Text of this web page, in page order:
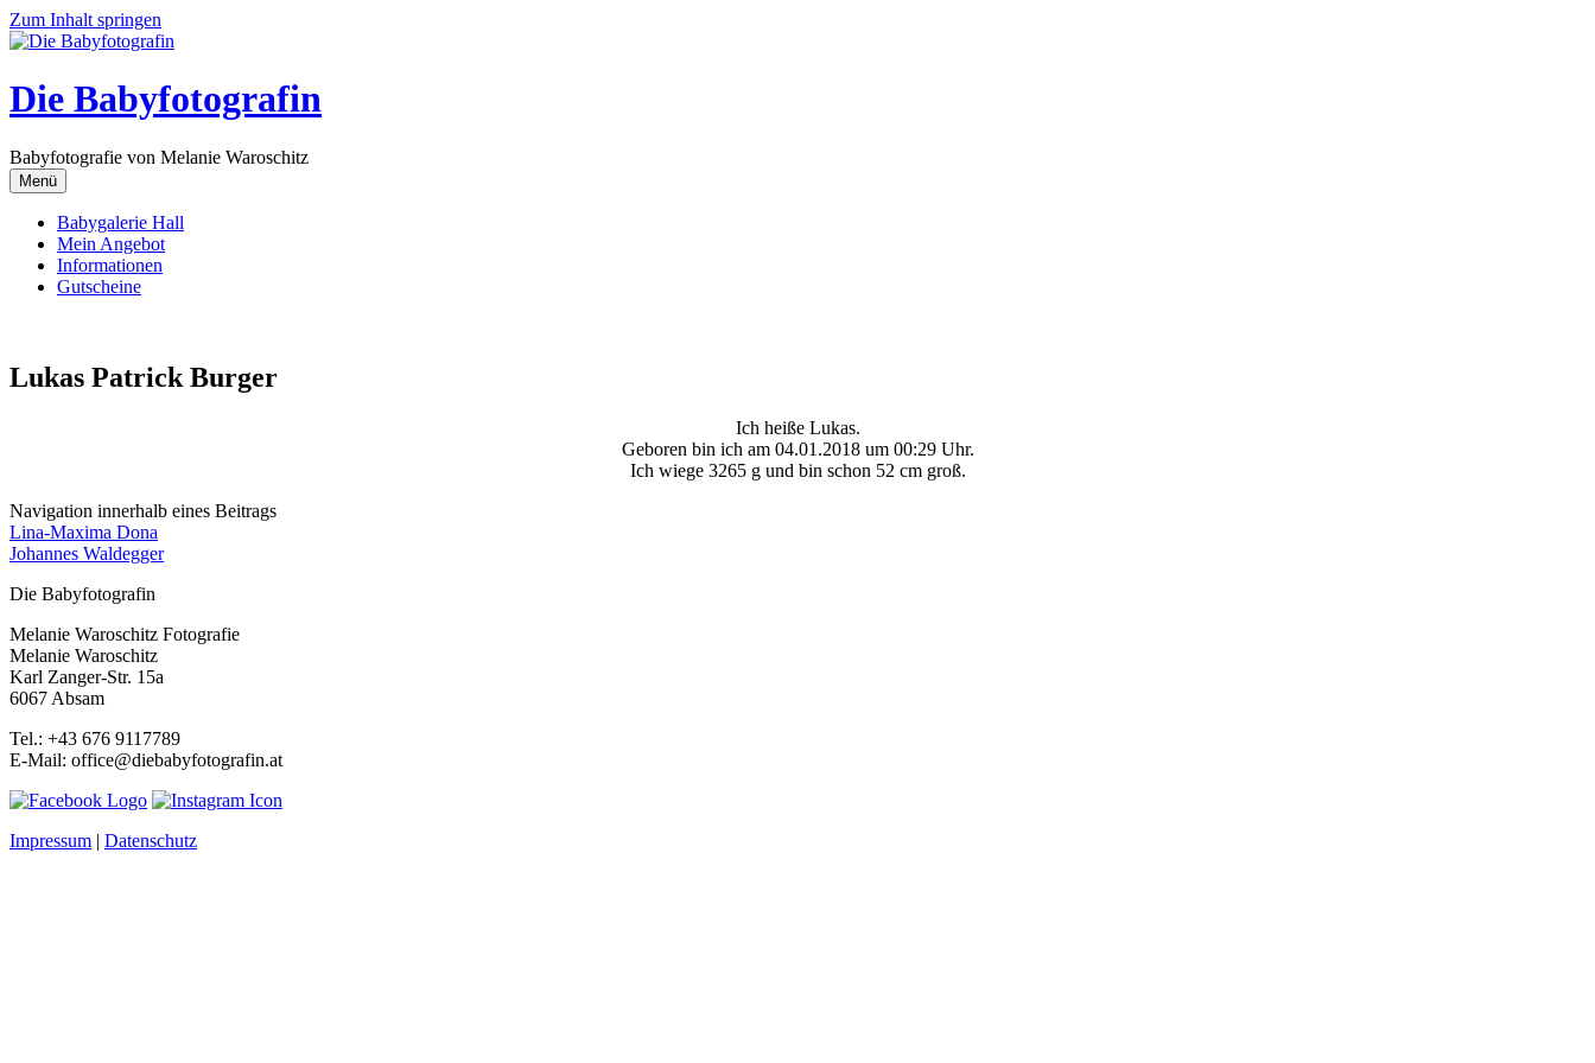
Zum Inhalt springen
Die Babyfotografin
Babyfotografie von Melanie Waroschitz
Menü
Babygalerie Hall
Mein Angebot
Informationen
Gutscheine
Lukas Patrick Burger
Ich heiße Lukas.
Geboren bin ich am 04.01.2018 um 00:29 Uhr.
Ich wiege 3265 g und bin schon 52 cm groß.
Navigation innerhalb eines Beitrags
Lina-Maxima Dona
Johannes Waldegger
Die Babyfotografin
Melanie Waroschitz Fotografie
Melanie Waroschitz
Karl Zanger-Str. 15a
6067 Absam
Tel.: +43 676 9117789
E-Mail: office@diebabyfotografin.at
Impressum | Datenschutz